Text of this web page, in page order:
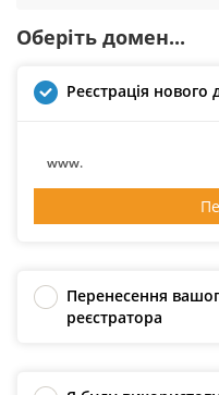
Оберіть домен...
Реєстрація нового
www.
Перенесення
реєстратора